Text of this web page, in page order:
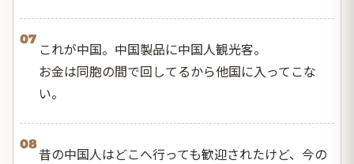
07
これが中国。中国製品に中国人観光客。
お金は同胞の間で回してるから他国に入ってこな
い。
08
昔の中国人はどこへ行っても歓迎されたけど、今の